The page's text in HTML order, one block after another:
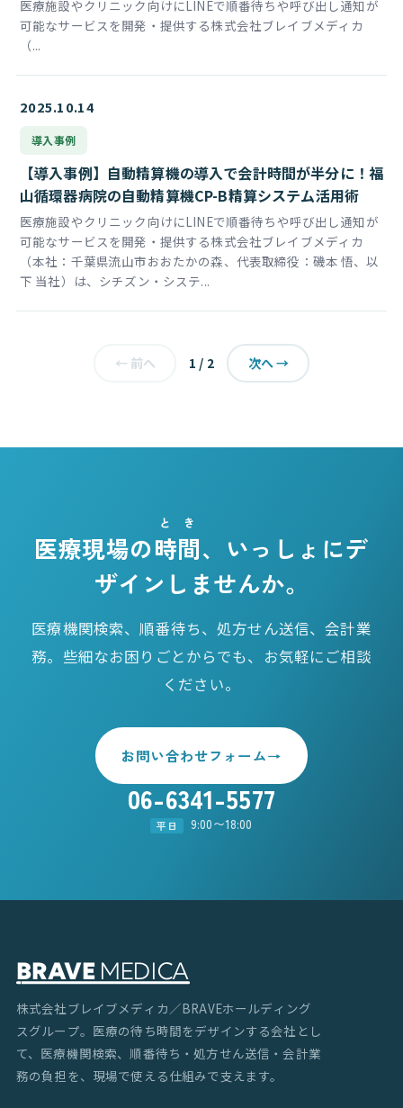
医療施設やクリニック向けにLINEで順番待ちや呼び出し通知が
可能なサービスを開発・提供する株式会社ブレイブメディカ
（...
2025.10.14
導入事例
【導入事例】自動精算機の導入で会計時間が半分に！福
山循環器病院の自動精算機CP-B精算システム活用術
医療施設やクリニック向けにLINEで順番待ちや呼び出し通知が
可能なサービスを開発・提供する株式会社ブレイブメディカ
（本社：千葉県流山市おおたかの森、代表取締役：磯本 悟、以
下 当社）は、シチズン・システ...
← 前へ 1 / 2 次へ →
医療現場の時間
とき
、いっしょにデ
ザインしませんか。
医療機関検索、順番待ち、処方せん送信、会計業
務。些細なお困りごとからでも、お気軽にご相談
ください。
お問い合わせフォーム→
06-6341-5577
平日 9:00〜18:00
株式会社ブレイブメディカ／BRAVEホールディング
スグループ。医療の待ち時間をデザインする会社とし
て、医療機関検索、順番待ち・処方せん送信・会計業
務の負担を、現場で使える仕組みで支えます。